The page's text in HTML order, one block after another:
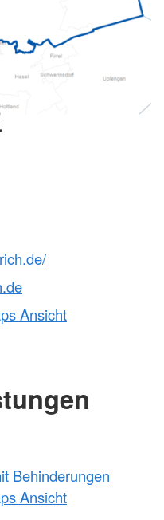
Ansicht
Behinderungen
Ansicht